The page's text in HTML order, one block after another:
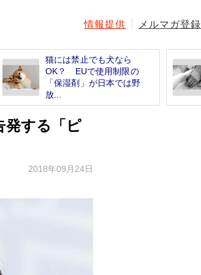
情報提供 メルマガ登録
猫には禁止でも犬なら
OK？ EUで使用制限の
「保湿剤」が日本では野
放...
する「ピ
2018年09月24日